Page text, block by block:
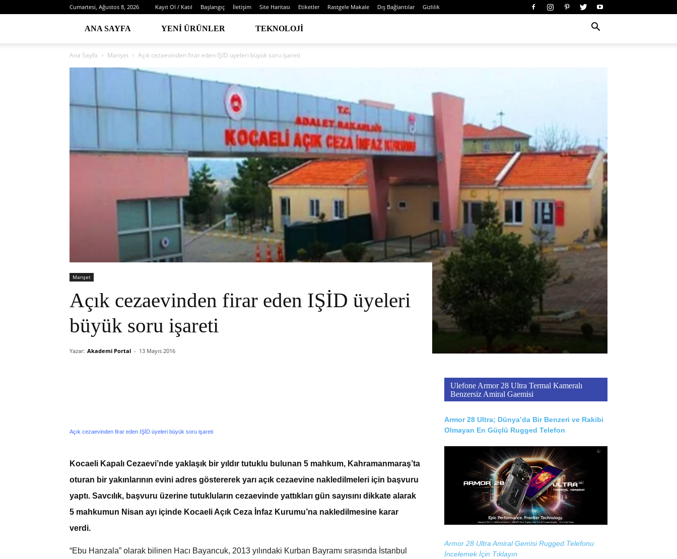
Cumartesi, Ağustos 8, 2026 Kayıt Ol / Katıl Başlangıç İletişim Site Haritası Etiketler Rastgele Makale Dış Bağlantılar Gizlilik
ANA SAYFA YENI ÜRÜNLER TEKNOLOJI
Ana Sayfa Manşet Açık cezaevinden firar eden IŞİD üyeleri büyük soru işareti
Manşet
Açık cezaevinden firar eden IŞİD üyeleri
büyük soru işareti
Yazar: Akademi Portal - 13 Mayıs 2016
Açık cezaevinden firar eden IŞİD üyeleri büyük soru işareti
Kocaeli Kapalı Cezaevi’nde yaklaşık bir yıldır tutuklu bulunan 5 mahkum, Kahramanmaraş’ta
oturan bir yakınlarının evini adres göstererek yarı açık cezaevine nakledilmeleri için başvuru
yaptı. Savcılık, başvuru üzerine tutukluların cezaevinde yattıkları gün sayısını dikkate alarak
5 mahkumun Nisan ayı içinde Kocaeli Açık Ceza İnfaz Kurumu’na nakledilmesine karar
verdi.
“Ebu Hanzala” olarak bilinen Hacı Bayancuk, 2013 yılındaki Kurban Bayramı sırasında İstanbul
Ulefone Armor 28 Ultra Termal Kameralı
Benzersiz Amiral Gaemisi
Armor 28 Ultra; Dünya’da Bir Benzeri ve Rakibi
Olmayan En Güçlü Rugged Telefon
Armor 28 Ultra Amiral Gemisi Rugged Telefonu
İncelemek İçin Tıklayın